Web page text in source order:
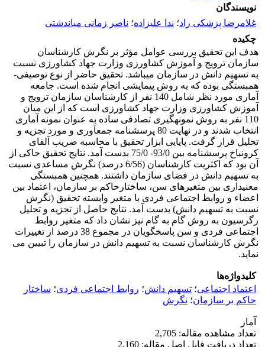
نویسندگان
غلامرضا پزشکی راد؛ ندا علیزاده؛ ناصر زمانی میاندشتی
چکیده
هدف این تحقیق بررسی عوامل مؤثر بر نگرش کارشناسان
سازمان ترویج و آموزش کشاورزی وزارت جهاد کشاورزی نسبت
به تسهیم دانش در سازمان می‎باشد. تحقیق حاضر از نوع توصیفی-
همبستگی بوده که به روش پیمایشی انجام شده است. جامعه
آماری مورد نظر شامل 140 نفر از کارشناسان سازمان ترویج و
آموزش کشاورزی وزارت جهاد کشاورزی است که از این میان
110 نفر به روش نمونه‎گیری تصادفی ساده به عنوان نمونه آماری
انتخاب شدند و در نهایت 80 پرسشنامه جمع‎آوری و مورد تجزیه و
تحلیل قرار گرفت. پایایی ابزار تحقیق با محاسبه ضریب آلفای
کرونباخ پرسشنامه بین 93/0- 75/0 بدست آمد. نتایج تحقیق حاکی از
آن بود که اکثریت کارشناسان (6/56 درصد) نگرش مساعدی نسبت
به تسهیم دانش در فضای سازمان داشتند. همچنین همبستگی
معنی‎داری بین متغیرهای سن، ساختارحاکم بر سازمان، اعتماد بین
اعضاء و روابط اجتماعی فردی با متغیر وابسته تحقیق (نگرش
نسبت به تسهیم دانش) بدست آمد. نتایج حاصل از تجزیه و تحلیل
رگرسیون به روش گام به گام نیز نشان داد که متغیر روابط
اجتماعی فردی و سن پاسخگویان در مجموع 38 درصد از تغییرات
نگرش کارشناسان نسبت به تسهیم دانش در سازمان را تبیین می
نماید.
کلیدواژه‌ها
اعتماد اجتماعی؛ تسهیم دانش؛ روابط اجتماعی فردی؛ ساختار
حاکم بر سازمان؛ نگرش
آمار
تعداد مشاهده مقاله: 2,705
تعداد دریافت فایل اصل مقاله: 2,160